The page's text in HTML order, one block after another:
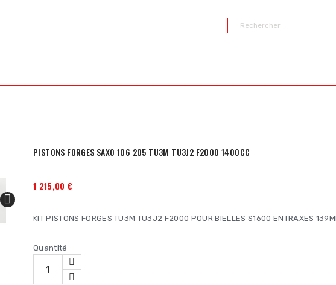

PISTONS FORGES SAXO 106 205 TU3M TU3J2 F2000 1400CC
1 215,00 €
KIT PISTONS FORGES TU3M TU3J2 F2000 POUR BIELLES S1600 ENTRAXES
Quantité